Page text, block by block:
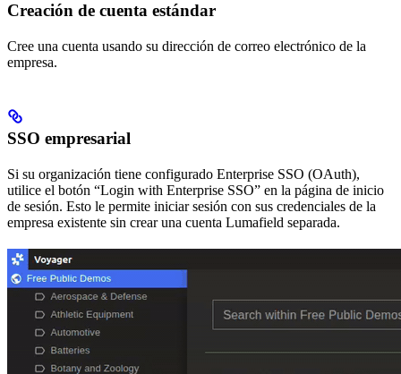
Creación de cuenta estándar
Cree una cuenta usando su dirección de correo electrónico de la
empresa.
SSO empresarial
Si su organización tiene configurado Enterprise SSO (OAuth),
utilice el botón “Login with Enterprise SSO” en la página de inicio
de sesión. Esto le permite iniciar sesión con sus credenciales de la
empresa existente sin crear una cuenta Lumafield separada.